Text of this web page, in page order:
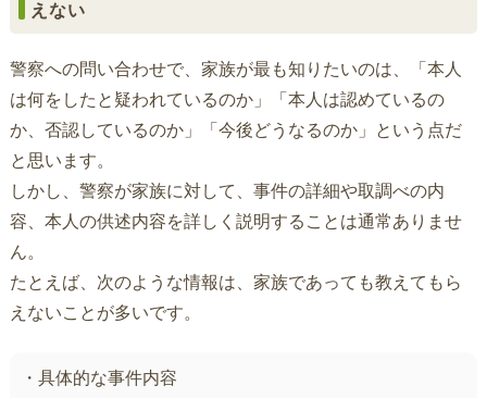
えない
警察への問い合わせで、家族が最も知りたいのは、「本人
は何をしたと疑われているのか」「本人は認めているの
か、否認しているのか」「今後どうなるのか」という点だ
と思います。
しかし、警察が家族に対して、事件の詳細や取調べの内
容、本人の供述内容を詳しく説明することは通常ありませ
ん。
たとえば、次のような情報は、家族であっても教えてもら
えないことが多いです。
・具体的な事件内容